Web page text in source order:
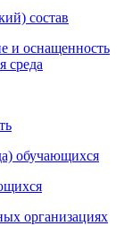
состав
и оснащенность
среда
обучающихся
организациях